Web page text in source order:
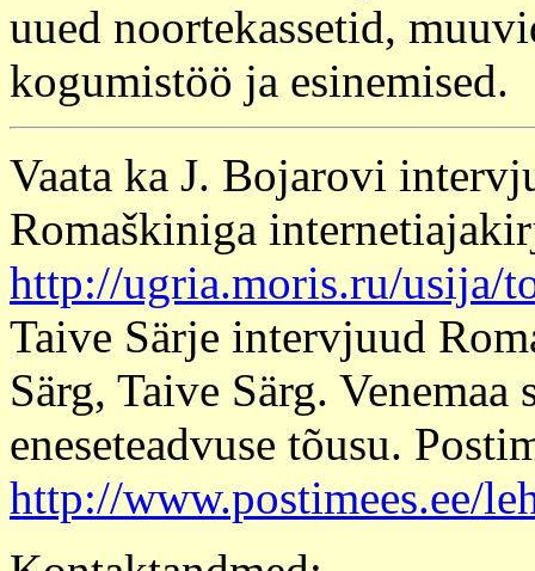
uued noortekassetid,
kogumistöö ja esinemised.
Vaata ka J. Bojarovi
Romaškiniga
http://ugria.moris.ru/usija/
Taive Särje intervjuud
Särg, Taive Särg.
eneseteadvuse tõusu.
http://www.postimees.ee/